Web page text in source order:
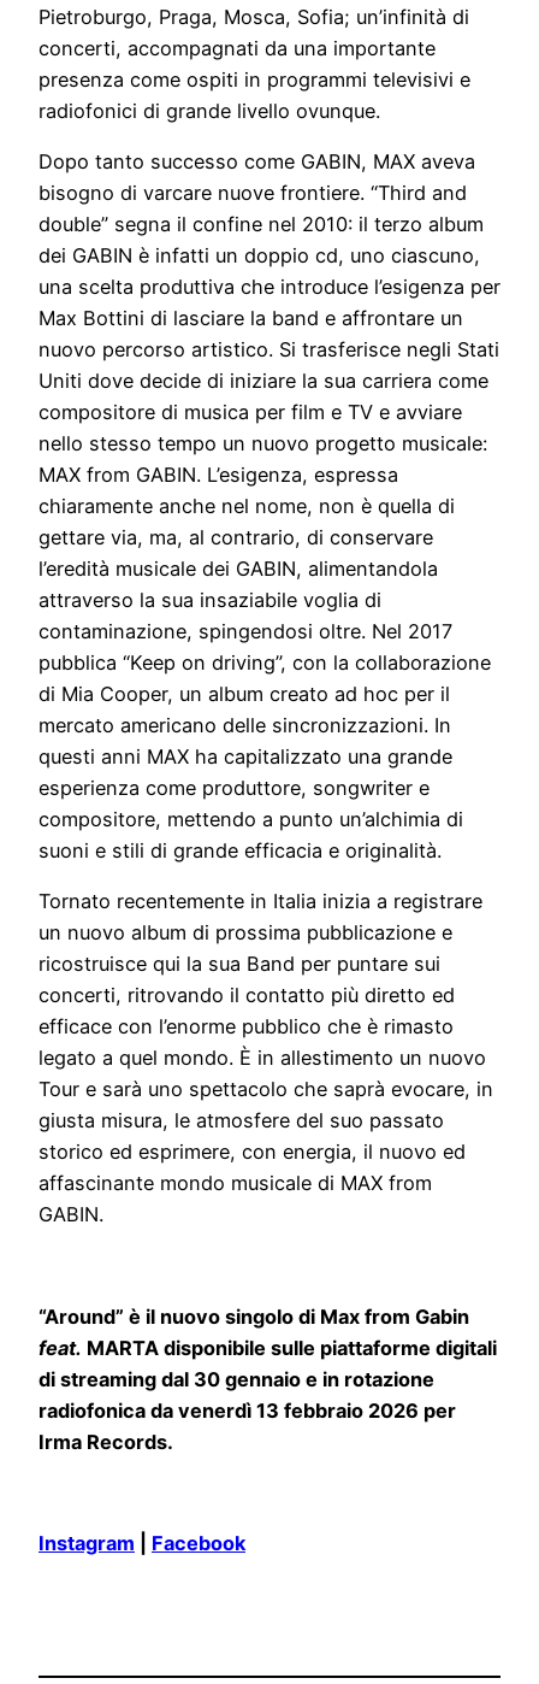
Pietroburgo, Praga, Mosca, Sofia; un’infinità di
concerti, accompagnati da una importante
presenza come ospiti in programmi televisivi e
radiofonici di grande livello ovunque.
Dopo tanto successo come GABIN, MAX aveva
bisogno di varcare nuove frontiere. “Third and
double” segna il confine nel 2010: il terzo album
dei GABIN è infatti un doppio cd, uno ciascuno,
una scelta produttiva che introduce l’esigenza per
Max Bottini di lasciare la band e affrontare un
nuovo percorso artistico. Si trasferisce negli Stati
Uniti dove decide di iniziare la sua carriera come
compositore di musica per film e TV e avviare
nello stesso tempo un nuovo progetto musicale:
MAX from GABIN. L’esigenza, espressa
chiaramente anche nel nome, non è quella di
gettare via, ma, al contrario, di conservare
l’eredità musicale dei GABIN, alimentandola
attraverso la sua insaziabile voglia di
contaminazione, spingendosi oltre. Nel 2017
pubblica “Keep on driving”, con la collaborazione
di Mia Cooper, un album creato ad hoc per il
mercato americano delle sincronizzazioni. In
questi anni MAX ha capitalizzato una grande
esperienza come produttore, songwriter e
compositore, mettendo a punto un’alchimia di
suoni e stili di grande efficacia e originalità.
Tornato recentemente in Italia inizia a registrare
un nuovo album di prossima pubblicazione e
ricostruisce qui la sua Band per puntare sui
concerti, ritrovando il contatto più diretto ed
efficace con l’enorme pubblico che è rimasto
legato a quel mondo. È in allestimento un nuovo
Tour e sarà uno spettacolo che saprà evocare, in
giusta misura, le atmosfere del suo passato
storico ed esprimere, con energia, il nuovo ed
affascinante mondo musicale di MAX from
GABIN.
“Around” è il nuovo singolo di Max from Gabin
feat. MARTA disponibile sulle piattaforme digitali
di streaming dal 30 gennaio e in rotazione
radiofonica da venerdì 13 febbraio 2026 per
Irma Records.
Instagram Facebook